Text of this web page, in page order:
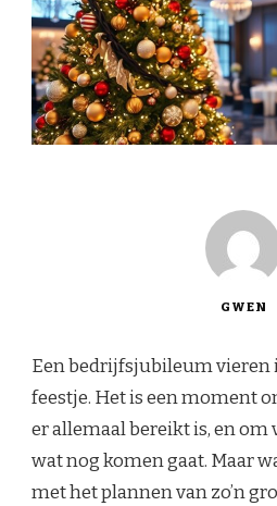
GWEN
Een bedrijfsjubileum vieren
feestje. Het is een moment
er allemaal bereikt is, en
wat nog komen gaat. Maar
met het plannen van zo’n